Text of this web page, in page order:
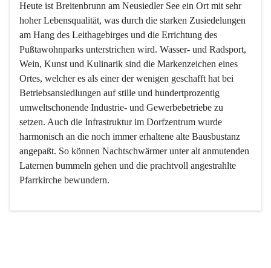
Heute ist Breitenbrunn am Neusiedler See ein Ort mit sehr
hoher Lebensqualität, was durch die starken Zusiedelungen
am Hang des Leithagebirges und die Errichtung des
Pußtawohnparks unterstrichen wird. Wasser- und Radsport,
Wein, Kunst und Kulinarik sind die Markenzeichen eines
Ortes, welcher es als einer der wenigen geschafft hat bei
Betriebsansiedlungen auf stille und hundertprozentig
umweltschonende Industrie- und Gewerbebetriebe zu
setzen. Auch die Infrastruktur im Dorfzentrum wurde
harmonisch an die noch immer erhaltene alte Bausbustanz
angepaßt. So können Nachtschwärmer unter alt anmutenden
Laternen bummeln gehen und die prachtvoll angestrahlte
Pfarrkirche bewundern.
Der Weinbau dominert heute nicht mehr, ist aber integrativer